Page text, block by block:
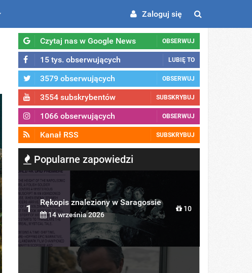
Zaloguj się
Czytaj nas w Google News OBSERWUJ
15 tys. obserwujących LUBIĘ TO
3579 obserwujących OBSERWUJ
3554 subskrybentów SUBSKRYBUJ
1066 obserwujących OBSERWUJ
Kanał RSS SUBSKRYBUJ
Popularne zapowiedzi
1
Rękopis znaleziony w Saragossie
14 września 2026
10